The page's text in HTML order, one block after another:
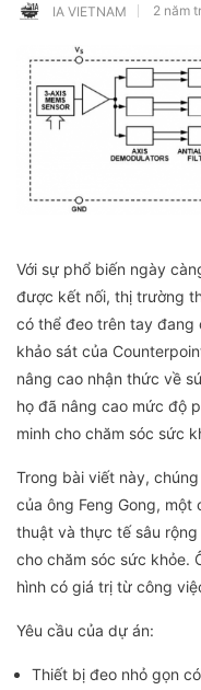
IA VIETNAM 2 năm
Với sự phổ biến ngày
được kết nối, thị trường
có thể đeo trên tay đang
khảo sát của
nâng cao nhận thức về
họ đã nâng cao mức độ
minh cho chăm sóc sức
Trong bài viết này,
của ông Feng Gong, một
thuật và thực tế sâu
cho chăm sóc sức khỏe.
hình có giá trị từ công
Yêu cầu của dự án:
Thiết bị đeo nhỏ gọn